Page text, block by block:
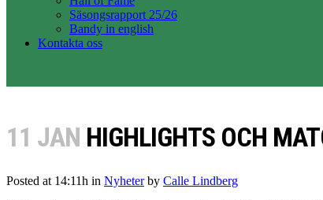
Säsongsrapport 25/26
Bandy in english
Kontakta oss
11 JAN HIGHLIGHTS OCH
Posted at 14:11h in Nyheter by Calle Lindberg